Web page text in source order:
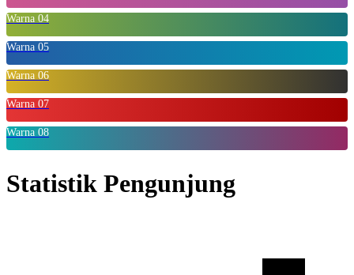
Warna 04
Warna 05
Warna 06
Warna 07
Warna 08
Statistik Pengunjung